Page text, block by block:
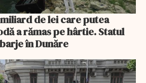
de lei care putea
a rămas pe hârtie. Statul
în Dunăre